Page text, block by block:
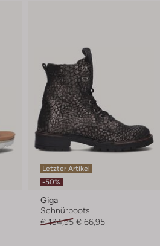
Letzter Artikel
-50%
Giga
Schnürboots
€ 134,95 € 66,95